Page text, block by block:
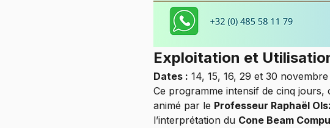
Exploitation et
Dates : 14, 15, 16, 29 et 30
Ce programme intensif de cinq jours,
animé par le Professeur Raphaël
l’interprétation du Cone Beam